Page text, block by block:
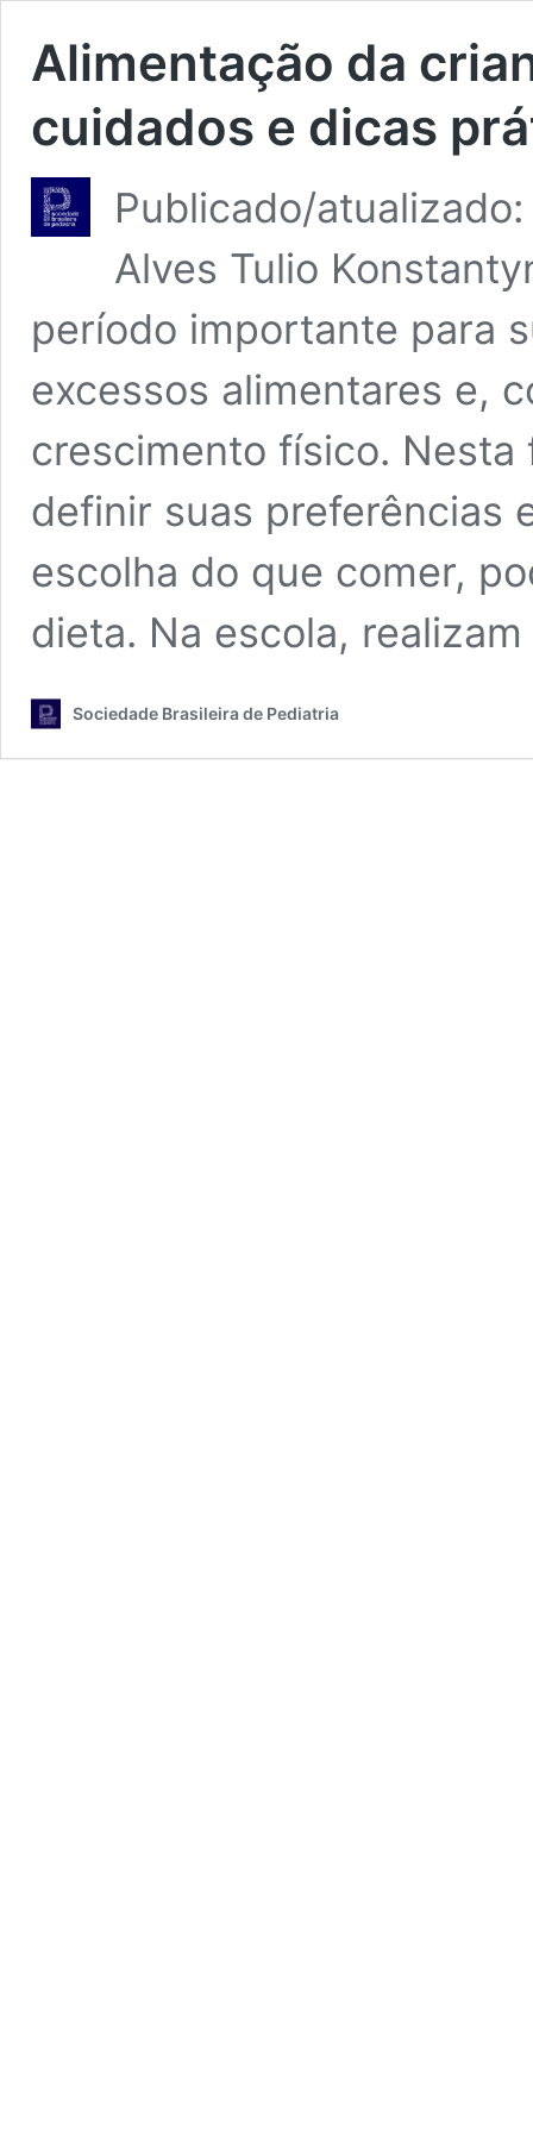
Alimentação da
cuidados e dicas
Publicado/
Alves Tulio
período importante para
excessos alimentares e,
crescimento físico. Nesta
definir suas preferências
escolha do que comer,
dieta. Na escola,
Sociedade Brasileira de Pediatria